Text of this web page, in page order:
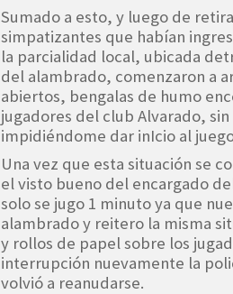
Sumado a esto, y luego de
simpatizantes que habían
la parcialidad local, ubicada
del alambrado, comenzaron a
abiertos, bengalas de humo
jugadores del club Alvarado,
impidiéndome dar inIcio al
Una vez que esta situación se
el visto bueno del encargado
solo se jugo 1 minuto ya que
alambrado y reitero la misma
y rollos de papel sobre los
interrupción nuevamente la
volvió a reanudarse.